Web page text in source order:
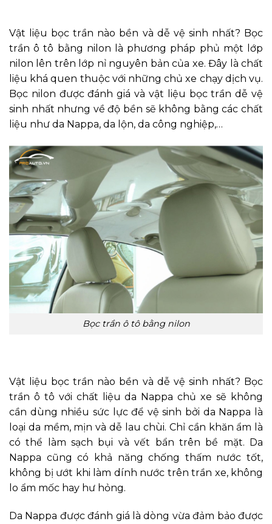
Vật liệu bọc trần nào bền và dễ vệ sinh nhất? Bọc
trần ô tô bằng nilon là phương pháp phủ một lớp
nilon lên trên lớp nỉ nguyên bản của xe. Đây là chất
liệu khá quen thuộc với những chủ xe chạy dịch vụ.
Bọc nilon được đánh giá và vật liệu bọc trần dễ vệ
sinh nhất nhưng về độ bền sẽ không bằng các chất
liệu như da Nappa, da lộn, da công nghiệp,…
Bọc trần ô tô bằng nilon
Vật liệu bọc trần nào bền và dễ vệ sinh nhất? Bọc
trần ô tô với chất liệu da Nappa chủ xe sẽ không
cần dùng nhiều sức lực để vệ sinh bởi da Nappa là
loại da mềm, mịn và dễ lau chùi. Chỉ cần khăn ẩm là
có thể làm sạch bụi và vết bẩn trên bề mặt. Da
Nappa cũng có khả năng chống thấm nước tốt,
không bị ướt khi làm dính nước trên trần xe, không
lo ẩm mốc hay hư hỏng.
Da Nappa được đánh giá là dòng vừa đảm bảo được